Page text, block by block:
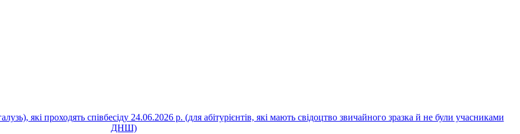
які проходять співбесіду 24.06.2026 р. (для абітурієнтів, які мають свідоцтво звичайного зразка й не були учасниками
ДНШ)